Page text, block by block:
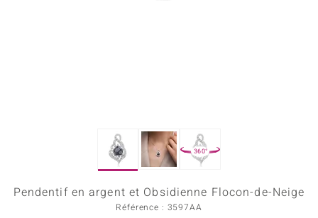
in Italy
360°
Pendentif en argent et Obsidienne Flocon-de-Neige
Référence : 3597AA